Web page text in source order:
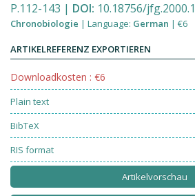
P.112-143 | DOI: 10.18756/
Chronobiologie | Language: German | €6
ARTIKELREFERENZ EXPORTIEREN
Downloadkosten : €6
Plain text
BibTeX
RIS format
Artikelvorschau